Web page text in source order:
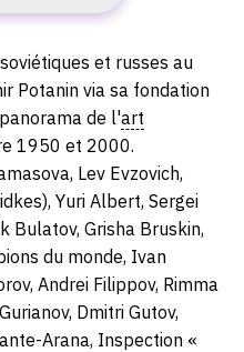
2016 et russes au
Potanin via sa fondation
de l'art
1950 et 2000.
Lev Evzovich,
Yuri Albert, Sergei
Bulatov, Grisha Bruskin,
du monde, Ivan
Andrei Filippov, Rimma
Dmitri Gutov,
Arana, Inspection «